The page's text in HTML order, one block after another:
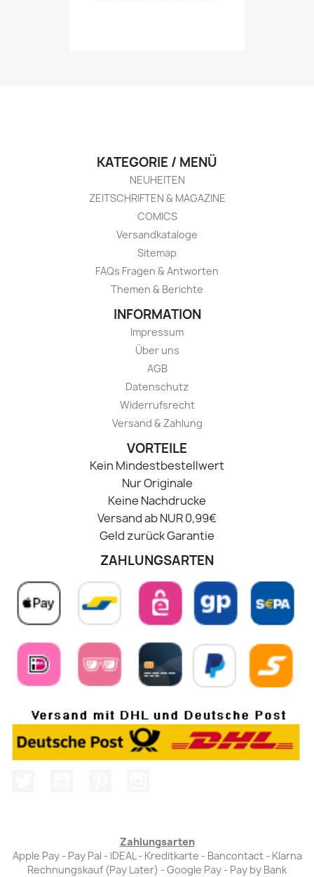
KATEGORIE / MENÜ
NEUHEITEN
ZEITSCHRIFTEN & MAGAZINE
COMICS
Versandkataloge
Sitemap
FAQs Fragen & Antworten
Themen & Berichte
INFORMATION
Impressum
Über uns
AGB
Datenschutz
Widerrufsrecht
Versand & Zahlung
VORTEILE
Kein Mindestbestellwert
Nur Originale
Keine Nachdrucke
Versand ab NUR 0,99€
Geld zurück Garantie
ZAHLUNGSARTEN
Zahlungsarten
Apple Pay - Pay Pal - iDEAL - Kreditkarte - Bancontact - Klarna
Rechnungskauf (Pay Later) - Google Pay - Pay by Bank